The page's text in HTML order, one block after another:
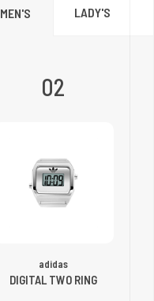
MEN'S LADY'S
02
adidas
DIGITAL TWO RING